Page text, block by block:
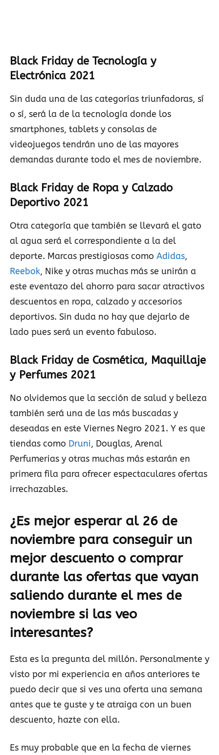
Black Friday de Tecnología y
Electrónica 2021
Sin duda una de las categorías triunfadoras, sí
o sí, será la de la tecnología donde los
smartphones, tablets y consolas de
videojuegos tendrán uno de las mayores
demandas durante todo el mes de noviembre.
Black Friday de Ropa y Calzado
Deportivo 2021
Otra categoría que también se llevará el gato
al agua será el correspondiente a la del
deporte. Marcas prestigiosas como Adidas,
Reebok, Nike y otras muchas más se unirán a
este eventazo del ahorro para sacar atractivos
descuentos en ropa, calzado y accesorios
deportivos. Sin duda no hay que dejarlo de
lado pues será un evento fabuloso.
Black Friday de Cosmética, Maquillaje
y Perfumes 2021
No olvidemos que la sección de salud y belleza
también será una de las más buscadas y
deseadas en este Viernes Negro 2021. Y es que
tiendas como Druni, Douglas, Arenal
Perfumerias y otras muchas más estarán en
primera fila para ofrecer espectaculares ofertas
irrechazables.
¿Es mejor esperar al 26 de
noviembre para conseguir un
mejor descuento o comprar
durante las ofertas que vayan
saliendo durante el mes de
noviembre si las veo
interesantes?
Esta es la pregunta del millón. Personalmente y
visto por mi experiencia en años anteriores te
puedo decir que si ves una oferta una semana
antes que te guste y te atraiga con un buen
descuento, hazte con ella.
Es muy probable que en la fecha de viernes